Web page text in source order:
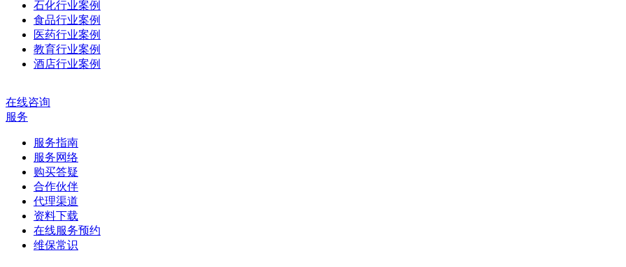
石化行业案例
食品行业案例
医药行业案例
教育行业案例
酒店行业案例
在线咨询
服务
服务指南
服务网络
购买答疑
合作伙伴
代理渠道
资料下载
在线服务预约
维保常识